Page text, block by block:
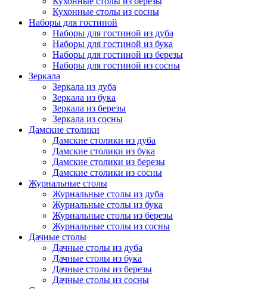
Кухонные столы из сосны
Наборы для гостиной
Наборы для гостиной из дуба
Наборы для гостиной из бука
Наборы для гостиной из березы
Наборы для гостиной из сосны
Зеркала
Зеркала из дуба
Зеркала из бука
Зеркала из березы
Зеркала из сосны
Дамские столики
Дамские столики из дуба
Дамские столики из бука
Дамские столики из березы
Дамские столики из сосны
Журнальные столы
Журнальные столы из дуба
Журнальные столы из бука
Журнальные столы из березы
Журнальные столы из сосны
Дачные столы
Дачные столы из дуба
Дачные столы из бука
Дачные столы из березы
Дачные столы из сосны